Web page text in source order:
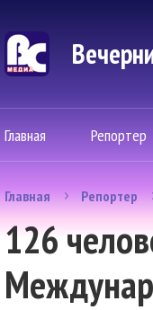
Главная Репортер
Главная Репортер
126